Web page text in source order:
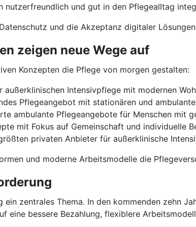
und gut in den Pflegealltag
und die Akzeptanz digitaler
zeigen neue Wege auf
Konzepten die Pflege von morgen gestalten:
außerklinischen Intensivpflege mit modernen
Pflegeangebot mit stationären und
ambulante Pflegeangebote für Menschen mit
mit Fokus auf Gemeinschaft und individuelle
privaten Anbieter für außerklinische
und moderne Arbeitsmodelle die
zentrales Thema. In den kommenden zehn
bessere Bezahlung, flexiblere